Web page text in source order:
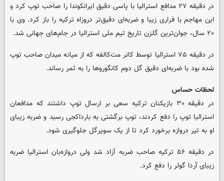
در دقیقه ۲۷ مدافع استرالیا با پاسی دقیق ایرانکوندا را صاحب توپ کرد و
این مهاجم با فراری زیبا و ضربه‌ای دقیق‌تر دروزاه ترکیه را باز کرد. وی با
۲۰ سال، جوان‌ترین گلزن تاریخ تیم ملی استرالیا در جام‌های جهانی شد.
در دقیقه ۷۵ استرالیا توسط کانر مت‌کالفه که از میانه میدان صاحب توپ
شده بود با ضربه‌ای دقیق گل دوم کانگوروها را به ثمر رساند.
لحظات حساس
در دقیقه ۳۰ بازیکنان ترکیه سعی بر ارسال توپ داشتند که مدافعان
استرالیا توپ را دفع کردند، توپ برگشتی به بارداکجی رسید و ضربه زیبای
او به تیر دروازه برخورد کرد تا از یک سوپرگل جلوگیری شود.
در دقیقه ۵۶ ترکیه صاحب ضربه آزاد شد ولی دروازه‌بان استرالیا ضربه
زیبای آردا گولر را دفع کرد.